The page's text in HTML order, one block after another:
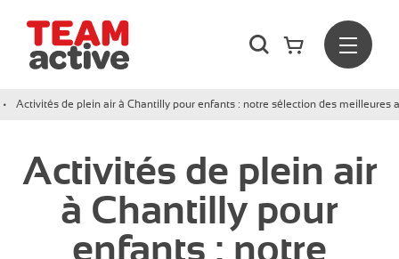
Rechercher
Menu
Activités de plein air à Chantilly pour enfants : notre sélection des meilleures
Activités de plein air
à Chantilly pour
enfants : notre